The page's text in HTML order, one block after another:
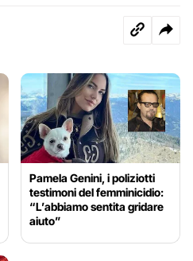
Pamela Genini, i poliziotti
testimoni del femminicidio:
“L’abbiamo sentita gridare
aiuto”